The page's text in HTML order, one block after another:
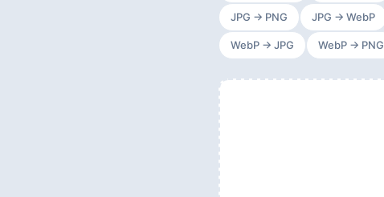
JPG → PNG JPG → WebP
WebP → JPG WebP → PNG